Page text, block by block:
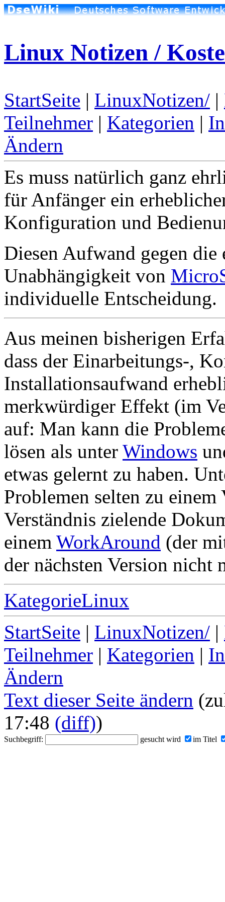
Linux Notizen /
StartSeite | LinuxNotizen/ |
Teilnehmer | Kategorien |
Ändern
Es muss natürlich ganz
für Anfänger ein
Konfiguration und
Diesen Aufwand gegen
Unabhängigkeit von
individuelle Entscheidung.
Aus meinen bisherigen
dass der Einarbeitungs-,
Installationsaufwand
merkwürdiger Effekt (im
auf: Man kann die
lösen als unter Windows
etwas gelernt zu haben.
Problemen selten zu
Verständnis zielende
einem WorkAround (der
der nächsten Version
KategorieLinux
StartSeite | LinuxNotizen/ |
Teilnehmer | Kategorien |
Ändern
Text dieser Seite ändern
17:48 (diff))
Suchbegriff: gesucht wird im Titel